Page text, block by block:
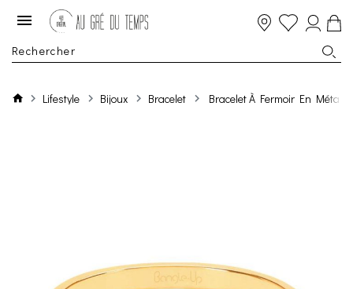
Lifestyle Bijoux Bracelet Bracelet À Fermoir En Métal